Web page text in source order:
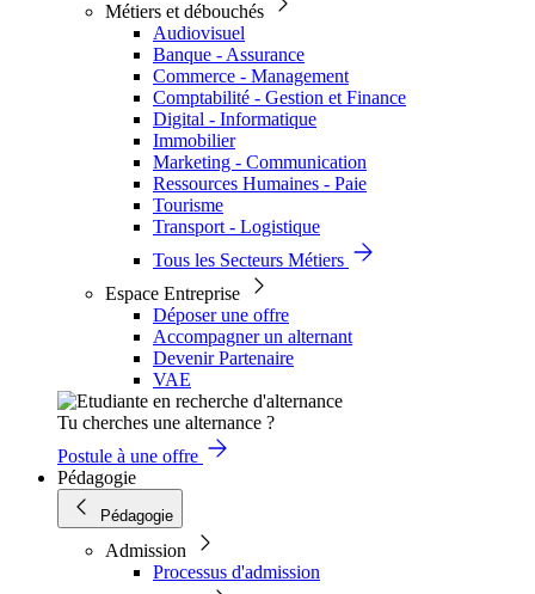
Métiers et débouchés
Audiovisuel
Banque - Assurance
Commerce - Management
Comptabilité - Gestion et Finance
Digital - Informatique
Immobilier
Marketing - Communication
Ressources Humaines - Paie
Tourisme
Transport - Logistique
Tous les Secteurs Métiers
Espace Entreprise
Déposer une offre
Accompagner un alternant
Devenir Partenaire
VAE
Tu cherches une alternance ?
Postule à une offre
Pédagogie
Pédagogie
Admission
Processus d'admission